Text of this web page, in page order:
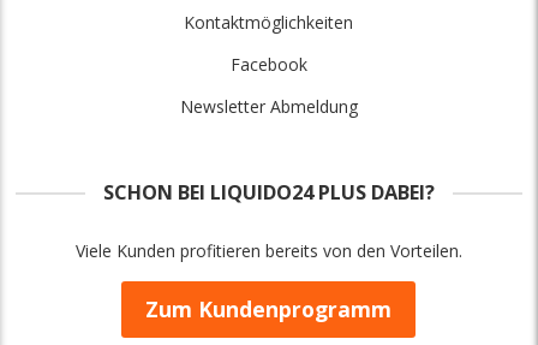
Kontaktmöglichkeiten
Facebook
Newsletter Abmeldung
SCHON BEI LIQUIDO24 PLUS DABEI?
Viele Kunden profitieren bereits von den Vorteilen.
Zum Kundenprogramm